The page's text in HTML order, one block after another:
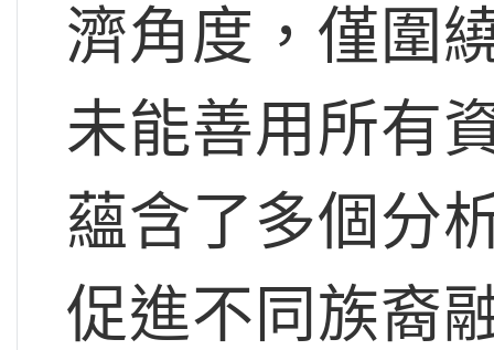
濟角度，僅圍
未能善用所有
蘊含了多個分
促進不同族裔